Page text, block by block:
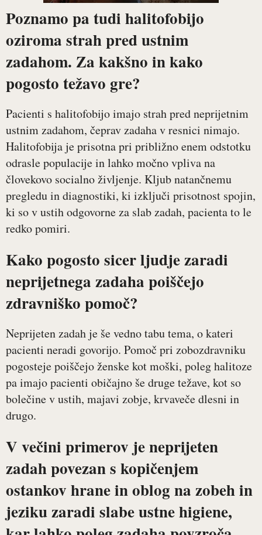
Poznamo pa tudi halitofobijo
oziroma strah pred ustnim
zadahom. Za kakšno in kako
pogosto težavo gre?
Pacienti s halitofobijo imajo strah pred neprijetnim
ustnim zadahom, čeprav zadaha v resnici nimajo.
Halitofobija je prisotna pri približno enem odstotku
odrasle populacije in lahko močno vpliva na
človekovo socialno življenje. Kljub natančnemu
pregledu in diagnostiki, ki izključi prisotnost spojin,
ki so v ustih odgovorne za slab zadah, pacienta to le
redko pomiri.
Kako pogosto sicer ljudje zaradi
neprijetnega zadaha poiščejo
zdravniško pomoč?
Neprijeten zadah je še vedno tabu tema, o kateri
pacienti neradi govorijo. Pomoč pri zobozdravniku
pogosteje poiščejo ženske kot moški, poleg halitoze
pa imajo pacienti običajno še druge težave, kot so
bolečine v ustih, majavi zobje, krvaveče dlesni in
drugo.
V večini primerov je neprijeten
zadah povezan s kopičenjem
ostankov hrane in oblog na zobeh in
jeziku zaradi slabe ustne higiene,